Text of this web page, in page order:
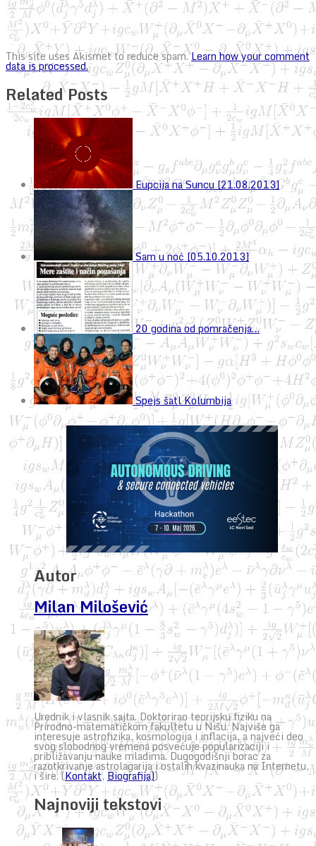
This site uses Akismet to reduce spam.Learn how your comment
data is processed.
Related Posts
Eupcija na Suncu [21.08.2013]
Sam u noć [05.10.2013]
20 godina od pomračenja…
Spejs šatl Kolumbija
Autor
Milan Milošević
Urednik i vlasnik sajta. Doktorirao teorijsku fiziku na
Prirodno-matematičkom fakultetu u Nišu. Najviše ga
interesuje astrofizika, kosmologija i inflacija, a najveći deo
svog slobodnog vremena posvećuje popularizaciji i
približavanju nauke mladima. Dugogodišnji borac za
razotkrivanje astrolagarija i ostalih kvazinauka na Internetu,
i šire. (Kontakt, Biografija))
Najnoviji tekstovi